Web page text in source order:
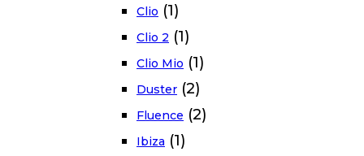
Clio (1)
Clio 2 (1)
Clio Mio (1)
Duster (2)
Fluence (2)
Ibiza (1)